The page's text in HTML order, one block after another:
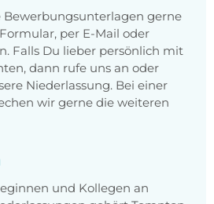
gerne
per E-Mail oder
Falls Du lieber persönlich mit
dann rufe uns an oder
Niederlassung. Bei einer
wir gerne die weiteren
und Kollegen an